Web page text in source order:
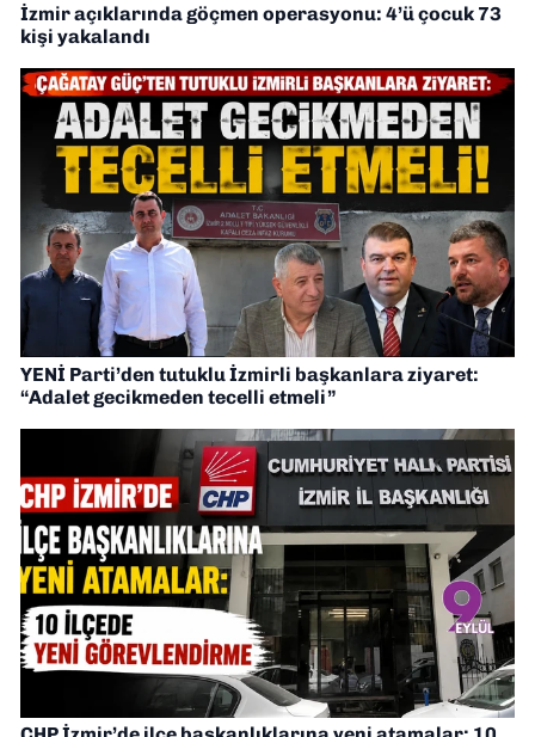
İzmir açıklarında göçmen operasyonu: 4’ü çocuk 73
kişi yakalandı
YENİ Parti’den tutuklu İzmirli başkanlara ziyaret:
“Adalet gecikmeden tecelli etmeli”